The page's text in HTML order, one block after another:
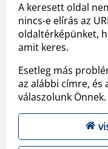
A keresett oldal
nincs-e elírás az
oldaltérképünket,
amit keres.
Esetleg más
az alábbi címre, és
válaszolunk